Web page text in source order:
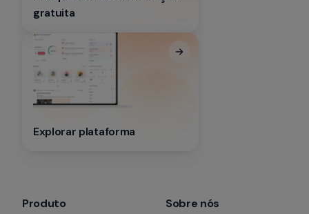
gratuita
Explorar plataforma
Produto Sobre nós